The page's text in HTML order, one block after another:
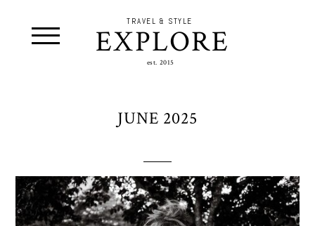
est. 2015
EXPLORE
TRAVEL & STYLE
JUNE 2025